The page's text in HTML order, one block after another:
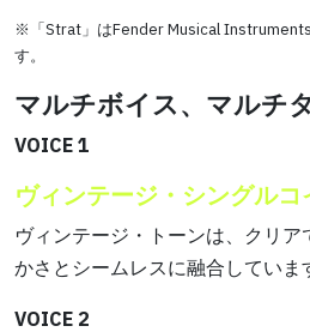
※「Strat」はFender Musical
す。
マルチボイス、マルチ
VOICE 1
ヴィンテージ・シングルコ
ヴィンテージ・トーンは、クリ
かさとシームレスに融合していま
VOICE 2